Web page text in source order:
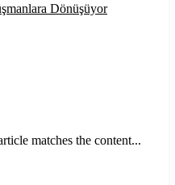
Dönüşüyor
matches the content...